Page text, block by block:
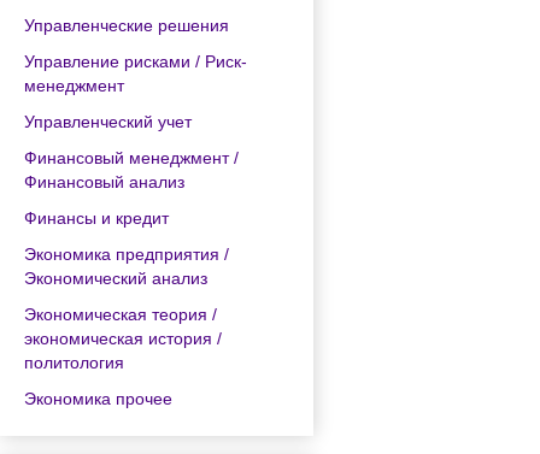
Управленческие решения
Управление рисками / Риск-
менеджмент
Управленческий учет
Финансовый менеджмент /
Финансовый анализ
Финансы и кредит
Экономика предприятия /
Экономический анализ
Экономическая теория /
экономическая история /
политология
Экономика прочее